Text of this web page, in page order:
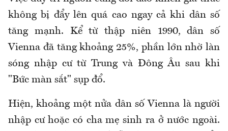
không bị đẩy lên quá cao ngay cả khi dân số
tăng mạnh. Kể từ thập niên 1990, dân số
Vienna đã tăng khoảng 25%, phần lớn nhờ làn
sóng nhập cư từ Trung và Đông Âu sau khi
"Bức màn sắt" sụp đổ.
Hiện, khoảng một nửa dân số Vienna là người
nhập cư hoặc có cha mẹ sinh ra ở nước ngoài.